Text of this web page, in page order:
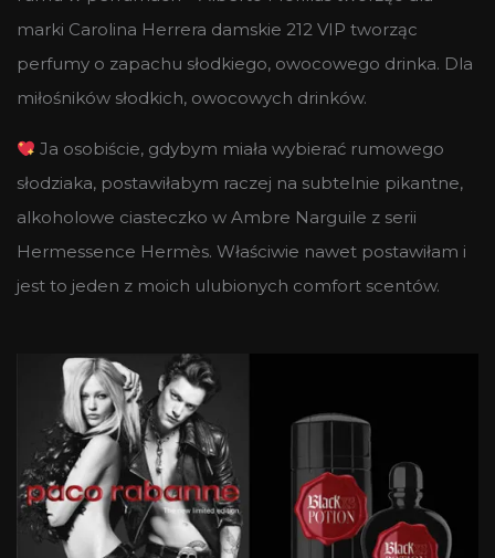
marki Carolina Herrera damskie 212 VIP tworząc
perfumy o zapachu słodkiego, owocowego drinka. Dla
miłośników słodkich, owocowych drinków.
Ja osobiście, gdybym miała wybierać rumowego
słodziaka, postawiłabym raczej na subtelnie pikantne,
alkoholowe ciasteczko w Ambre Narguile z serii
Hermessence Hermès. Właściwie nawet postawiłam i
jest to jeden z moich ulubionych comfort scentów.